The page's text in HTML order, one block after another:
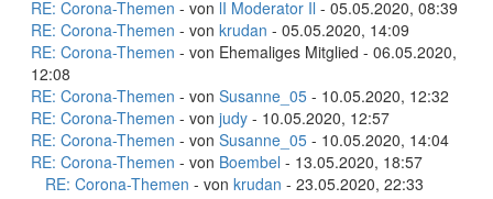
RE: Corona-Themen - von lI Moderator Il - 05.05.2020, 08:39
RE: Corona-Themen - von krudan - 05.05.2020, 14:09
RE: Corona-Themen - von Ehemaliges Mitglied - 06.05.2020,
12:08
RE: Corona-Themen - von Susanne_05 - 10.05.2020, 12:32
RE: Corona-Themen - von judy - 10.05.2020, 12:57
RE: Corona-Themen - von Susanne_05 - 10.05.2020, 14:04
RE: Corona-Themen - von Boembel - 13.05.2020, 18:57
RE: Corona-Themen - von krudan - 23.05.2020, 22:33